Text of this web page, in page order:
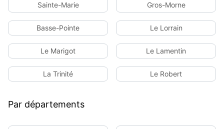
Sainte-Marie Gros-Morne
Basse-Pointe Le Lorrain
Le Marigot Le Lamentin
La Trinité Le Robert
Par départements